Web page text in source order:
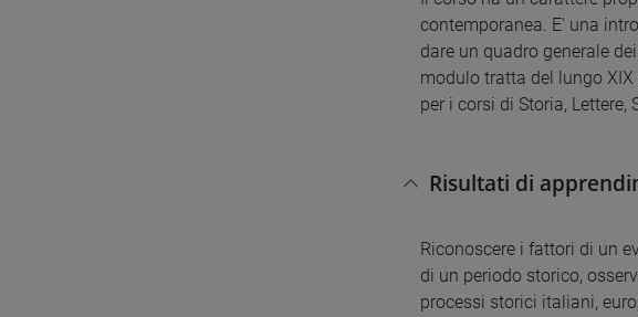
contemporanea. E' una
dare un quadro generale
modulo tratta del lungo
per i corsi di Storia,
Risultati di
Riconoscere i fattori di un
di un periodo storico,
processi storici italiani,